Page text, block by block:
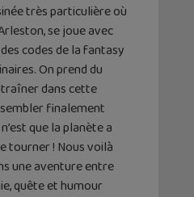
très particulière où
se joue avec
codes de la fantasy
On prend du
dans cette
finalement
que la planète a
tourner ! Nous voilà
une aventure entre
quête et humour